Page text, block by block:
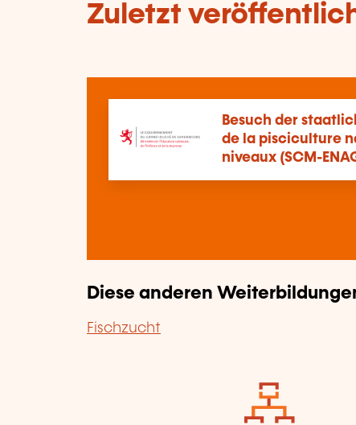
Zuletzt
Besuch der
de la pisciculture
niveaux (SCM-
Diese anderen
Fischzucht